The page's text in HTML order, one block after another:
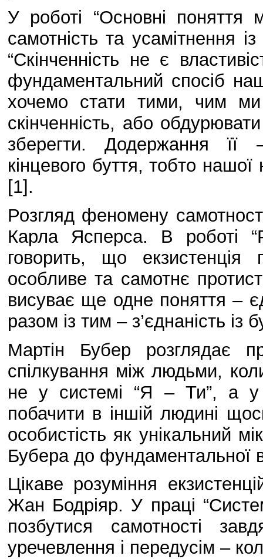
У роботі “Основні поняття
самотність та усамітнення
“Скінченність не є
фундаментальний спосіб
хочемо стати тими, чим
скінченність, або
зберегти. Додержання її
кінцевого буття, тобто нашої
[1].
Розгляд феномену
Карла Ясперса. В роботі
говорить, що
особливе та самотнє
висуває ще одне поняття –
разом із тим – з’єднаність із
Мартін Бубер розглядає
спілкування між людьми,
не у системі “Я – Ти”, а у
побачити в іншій людині
особистість як унікальний
Бубера до фундаментальної
Цікаве розуміння
Жан Бодріяр. У праці
позбутися самотності
уречевлення і передусім –